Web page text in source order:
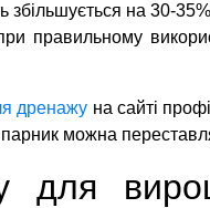
збільшується на 30-
правильному
дренажу на сайті
можна
для